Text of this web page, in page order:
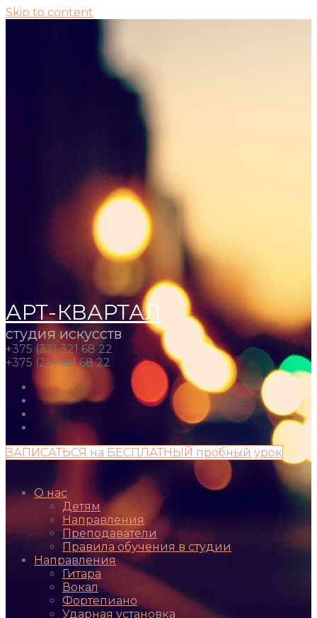
Skip to content
АРТ-КВАРТАЛ
студия искусств
+375 (33) 321 68 22
+375 (29) 181 68 22
ЗАПИСАТЬСЯ на БЕСПЛАТНЫЙ пробный урок
О нас
Детям
Направления
Преподаватели
Правила обучения в студии
Направления
Гитара
Вокал
Фортепиано
Ударная установка